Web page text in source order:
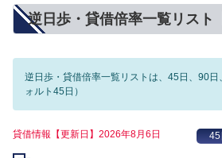
逆日歩・貸借倍率一覧リスト
逆日歩・貸借倍率一覧リストは、45日、90
ォルト45日）
貸借情報【更新日】2026年8月6日